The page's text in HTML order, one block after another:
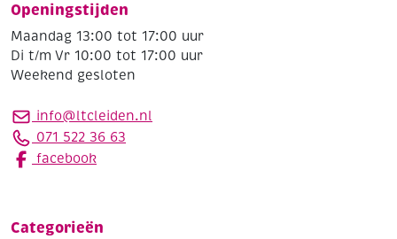
Openingstijden
Maandag 13:00 tot 17:00 uur
Di t/m Vr 10:00 tot 17:00 uur
Weekend gesloten
info@ltcleiden.nl
071 522 36 63
facebook
Categorieën